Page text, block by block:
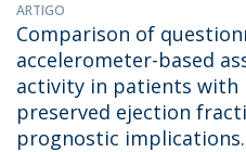
ARTIGO
Comparison of
accelerometer-based
activity in patients
preserved ejection
prognostic implications.